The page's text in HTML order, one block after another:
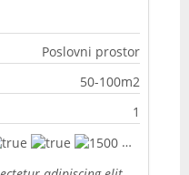
Poslovni prostor
50-100m2
1